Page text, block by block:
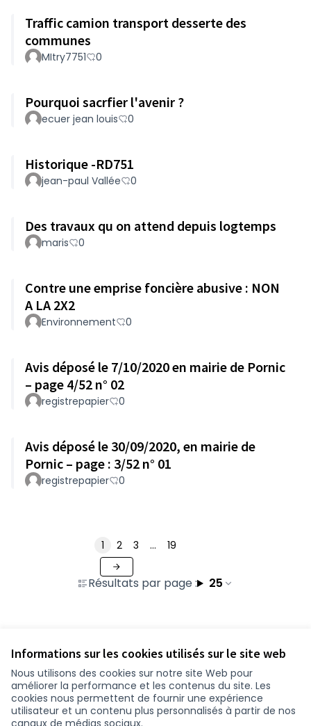
Informations sur les cookies utilisés sur le site web
Nous utilisons des cookies sur notre site Web pour
améliorer la performance et les contenus du site. Les
cookies nous permettent de fournir une expérience
utilisateur et un contenu plus personnalisés à partir de nos
canaux de médias sociaux.
Traffic camion transport desserte des
communes
MItry7751 0
Pourquoi sacrfier l'avenir ?
ecuer jean louis 0
Historique -RD751
jean-paul Vallée 0
Des travaux qu on attend depuis logtemps
maris 0
Contre une emprise foncière abusive : NON
A LA 2X2
Environnement 0
Avis déposé le 7/10/2020 en mairie de Pornic
– page 4/52 n° 02
registrepapier 0
Avis déposé le 30/09/2020, en mairie de
Pornic – page : 3/52 n° 01
registrepapier 0
Résultats par page : 25
1 2 3 … 19
Conditions d'utilisation
Paramètres des cookies
participer.loire-atlantique.fr sur Facebook
participer.loire-atlantique.fr sur Instagram
participer.loire-atlantique.fr sur YouTube